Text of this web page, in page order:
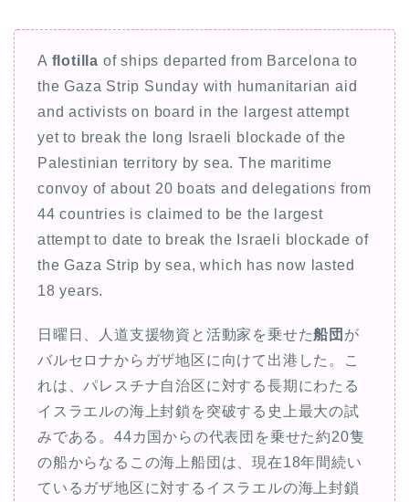
A flotilla of ships departed from Barcelona to
the Gaza Strip Sunday with humanitarian aid
and activists on board in the largest attempt
yet to break the long Israeli blockade of the
Palestinian territory by sea. The maritime
convoy of about 20 boats and delegations from
44 countries is claimed to be the largest
attempt to date to break the Israeli blockade of
the Gaza Strip by sea, which has now lasted
18 years.
日曜日、人道支援物資と活動家を乗せた船団 が
バルセロナからガザ地区に向けて出港した。こ
れは、パレスチナ自治区に対する長期にわたる
イスラエルの海上封鎖を突破する史上最大の試
みである。44カ国からの代表団を乗せた約20隻
の船からなるこの海上船団は、現在18年間続い
ているガザ地区に対するイスラエルの海上封鎖